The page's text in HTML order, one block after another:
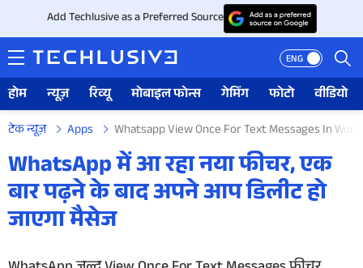
Add Techlusive as a Preferred Source
ENG
होम न्यूज़ रिव्यू मोबाइल फोन्स गेमिंग फोटो वीडियो
होम
न्यूज़
रिव्यू
टेक न्यूज़ Apps Whatsapp View Once For Text Messages In
WhatsApp में आ रहा नया फीचर, एक
बार पढ़ने के बाद अपने आप डिलीट हो
जाएगा मैसेज